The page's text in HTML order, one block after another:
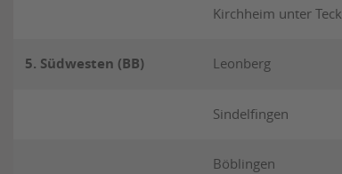
Kirchheim unter Teck
5. Südwesten (BB) Leonberg
Sindelfingen
Böblingen